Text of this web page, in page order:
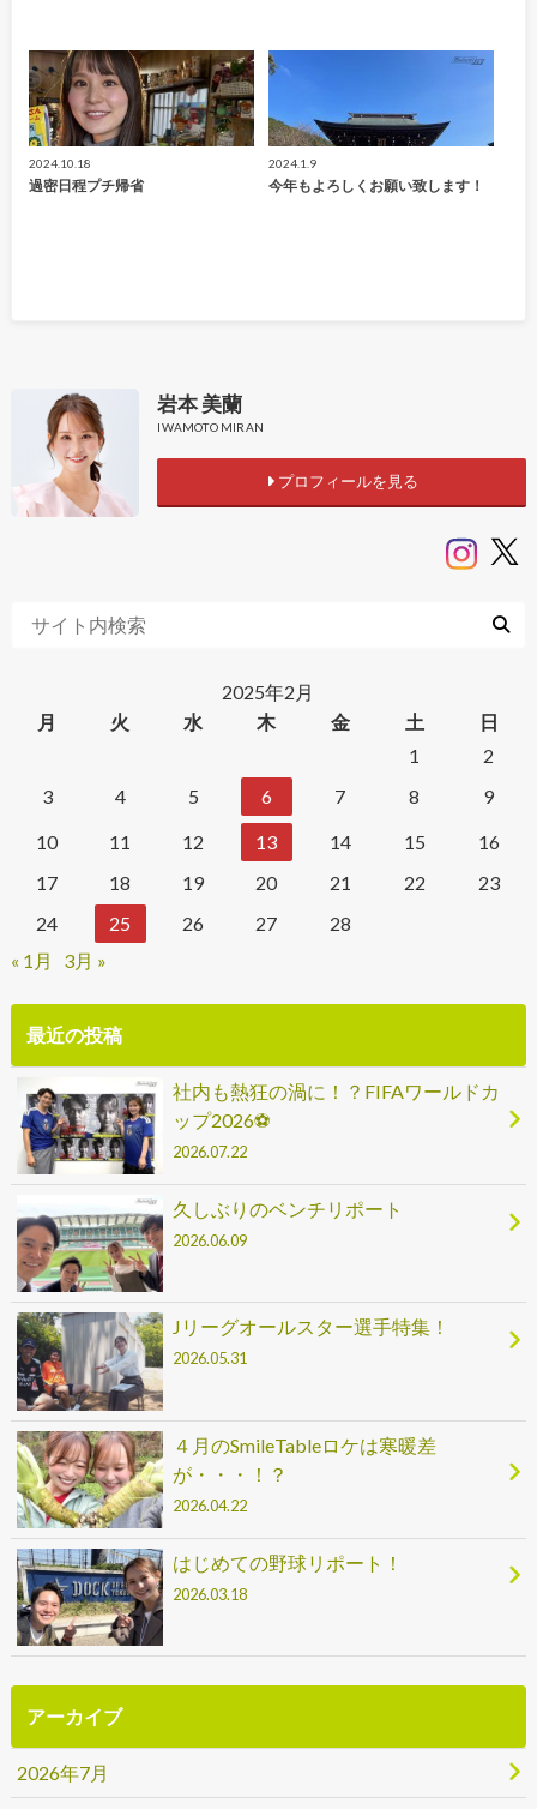
2024.10.18
過密日程プチ帰省
2024.1.9
今年もよろしくお願い致します！
岩本 美蘭
IWAMOTO MIRAN
プロフィールを見る
2025年2月
月
火 水 木 金 土
日
1
2
3
4 5 6 7 8
9
10
11 12 13 14 15
16
17
18 19 20 21 22
23
24
25 26 27
28
« 1月
3月 »
最近の投稿
社内も熱狂の渦に！？FIFAワールドカ
ップ2026⚽
2026.07.22
久しぶりのベンチリポート
2026.06.09
Jリーグオールスター選手特集！
2026.05.31
４月のSmileTableロケは寒暖差
が・・・！？
2026.04.22
はじめての野球リポート！
2026.03.18
アーカイブ
2026年7月